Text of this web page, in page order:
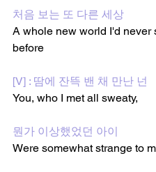
처음 보는 또 다른 세상
A whole new world I'd never
before
[V] : 땀에 잔뜩 밴 채 만난 넌
You, who I met all sweaty,
뭔가 이상했었던 아이
Were somewhat strange to